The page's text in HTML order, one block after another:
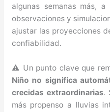
algunas semanas más,
observaciones y
ajustar las proyecciones
confiabilidad.
⚠️ Un punto clave que
Niño no significa
crecidas extraordinarias.
más propenso a lluvias